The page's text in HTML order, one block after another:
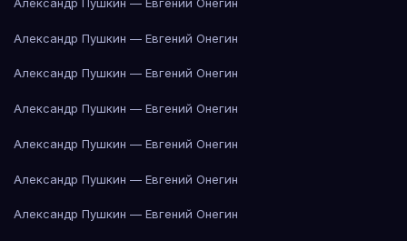
Александр Пушкин — Евгений Онегин
Александр Пушкин — Евгений Онегин
Александр Пушкин — Евгений Онегин
Александр Пушкин — Евгений Онегин
Александр Пушкин — Евгений Онегин
Александр Пушкин — Евгений Онегин